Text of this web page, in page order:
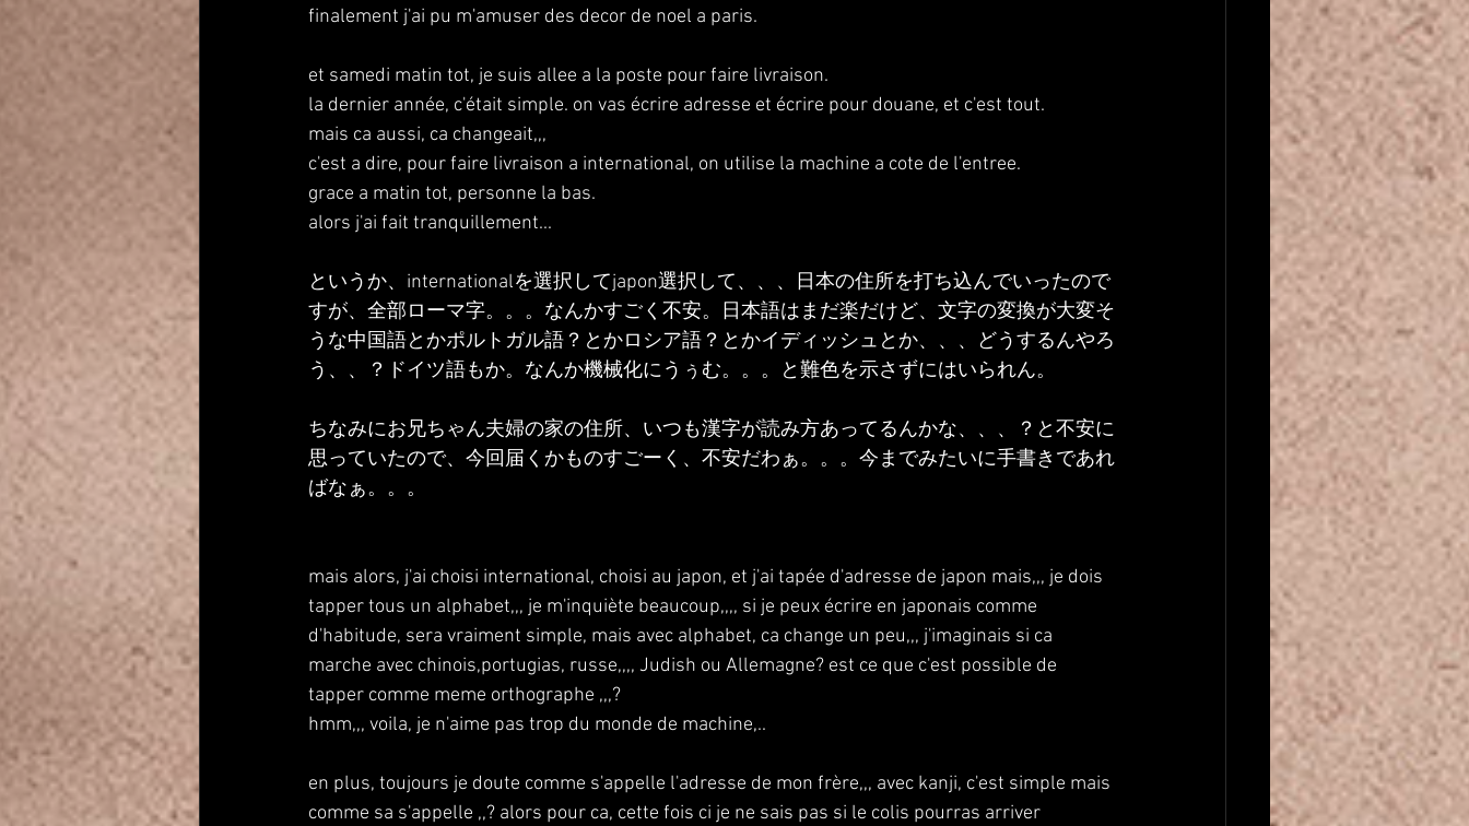
finalement j'ai pu m'amuser des decor de noel a paris.
et samedi matin tot, je suis allee a la poste pour faire livraison.
la dernier année, c'était simple. on vas écrire adresse et écrire pour douane, et c'est tout.
mais ca aussi, ca changeait,,,
c'est a dire, pour faire livraison a international, on utilise la machine a cote de l'entree.
grace a matin tot, personne la bas.
alors j'ai fait tranquillement...
というか、internationalを選択してjapon選択して、、、日本の住所を打ち込んでいったので
すが、全部ローマ字。。。なんかすごく不安。日本語はまだ楽だけど、文字の変換が大変そ
うな中国語とかポルトガル語？とかロシア語？とかイディッシュとか、、、どうするんやろ
う、、？ドイツ語もか。なんか機械化にうぅむ。。。と難色を示さずにはいられん。
ちなみにお兄ちゃん夫婦の家の住所、いつも漢字が読み方あってるんかな、、、？と不安に
思っていたので、今回届くかものすごーく、不安だわぁ。。。今までみたいに手書きであれ
ばなぁ。。。
mais alors, j'ai choisi international, choisi au japon, et j'ai tapée d'adresse de japon mais,,, je dois
tapper tous un alphabet,,, je m'inquiète beaucoup,,,, si je peux écrire en japonais comme
d'habitude, sera vraiment simple, mais avec alphabet, ca change un peu,,, j'imaginais si ca
marche avec chinois,portugias, russe,,,, Judish ou Allemagne? est ce que c'est possible de
tapper comme meme orthographe ,,,?
hmm,,, voila, je n'aime pas trop du monde de machine,..
en plus, toujours je doute comme s'appelle l'adresse de mon frère,,, avec kanji, c'est simple mais
comme sa s'appelle ,,? alors pour ca, cette fois ci je ne sais pas si le colis pourras arriver